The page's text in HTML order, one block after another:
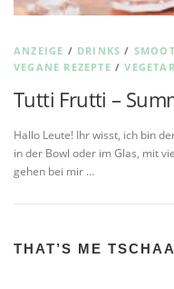
ANZEIGE / DRINKS /
VEGANE REZEPTE /
Tutti Frutti –
Hallo Leute! Ihr wisst, ich bin
in der Bowl oder im Glas, mit
gehen bei mir …
THAT’S ME